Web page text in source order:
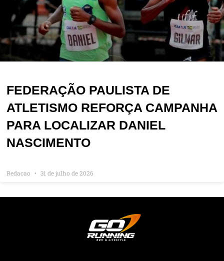
FEDERAÇÃO PAULISTA DE
ATLETISMO REFORÇA CAMPANHA
PARA LOCALIZAR DANIEL
NASCIMENTO
Redacao 31 de julho de 2026